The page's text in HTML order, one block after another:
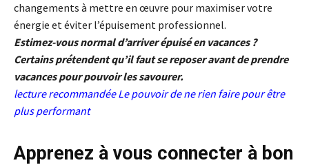
changements à mettre en œuvre pour maximiser votre
énergie et éviter l’épuisement professionnel.
Estimez-vous normal d’arriver épuisé en vacances ?
Certains prétendent qu’il faut se reposer avant de prendre
vacances pour pouvoir les savourer.
lecture recommandéeLe pouvoir de ne rien faire pour être
plus performant
Apprenez à vous connecter à bon